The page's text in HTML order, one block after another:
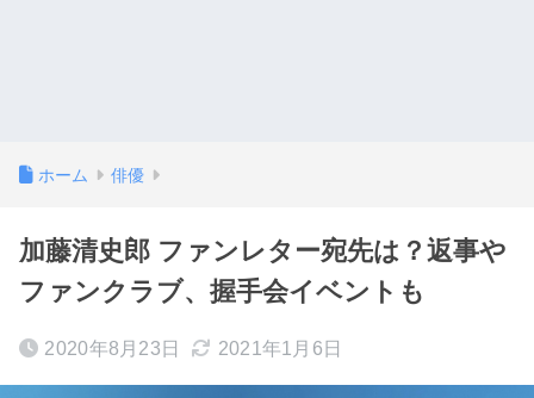
ホーム 俳優
加藤清史郎 ファンレター宛先は？返事や
ファンクラブ、握手会イベントも
2020年8月23日 2021年1月6日